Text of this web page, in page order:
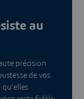
au
précision
de vos
qu'elles